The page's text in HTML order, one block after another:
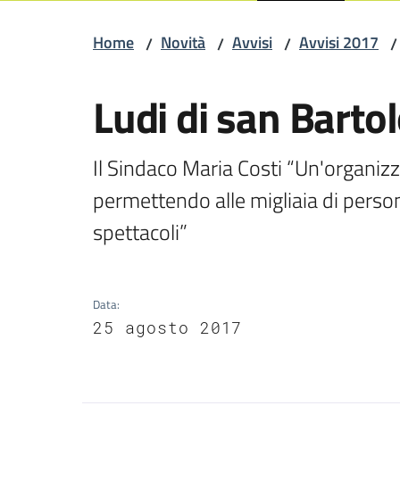
Home / Novità / Avvisi / Avvisi 2017 /
Ludi di san
Il Sindaco Maria Costi
permettendo alle migliaia di
spettacoli”
Data:
25 agosto 2017